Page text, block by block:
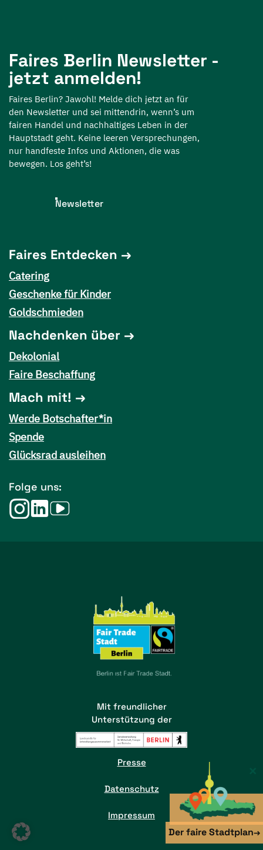
Faires Berlin Newsletter -
jetzt anmelden!
Faires Berlin? Jawohl! Melde dich jetzt an für
den Newsletter und sei mittendrin, wenn’s um
fairen Handel und nachhaltiges Leben in der
Hauptstadt geht. Keine leeren Versprechungen,
nur handfeste Infos und Aktionen, die was
bewegen. Los geht’s!
Newsletter
Faires Entdecken
Catering
Geschenke für Kinder
Goldschmieden
Nachdenken über
Dekolonial
Faire Beschaffung
Mach mit!
Werde Botschafter*in
Spende
Glücksrad ausleihen
Folge uns:
Mit freundlicher
Unterstützung der
Presse
Datenschutz
Impressum
Der faire Stadtplan→